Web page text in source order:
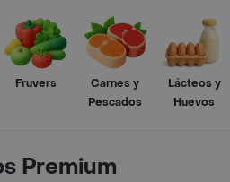
Fruvers
Carnes y
Pescados
Lácteos y
Huevos
Premium